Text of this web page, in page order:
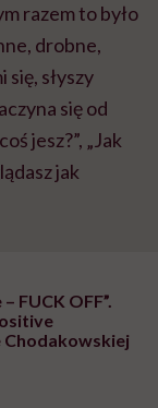
razem to było
drobne,
słyszy
się od
jesz?”, „Jak
jak
FUCK OFF”.